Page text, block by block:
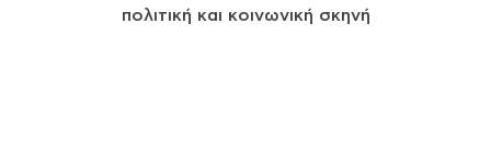
πολιτική και κοινωνική σκηνή